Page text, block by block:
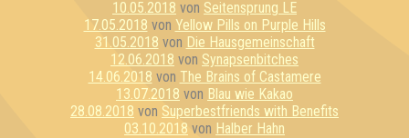
10.05.2018 von Seitensprung LE
17.05.2018 von Yellow Pills on Purple Hills
31.05.2018 von Die Hausgemeinschaft
12.06.2018 von Synapsenbitches
14.06.2018 von The Brains of Castamere
13.07.2018 von Blau wie Kakao
28.08.2018 von Superbestfriends with Benefits
03.10.2018 von Halber Hahn